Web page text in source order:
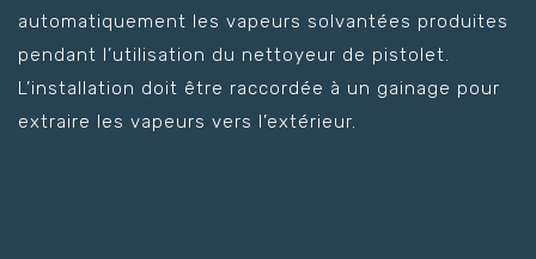
automatiquement les vapeurs solvantées produites
pendant l’utilisation du nettoyeur de pistolet.
L’installation doit être raccordée à un gainage pour
extraire les vapeurs vers l’extérieur.